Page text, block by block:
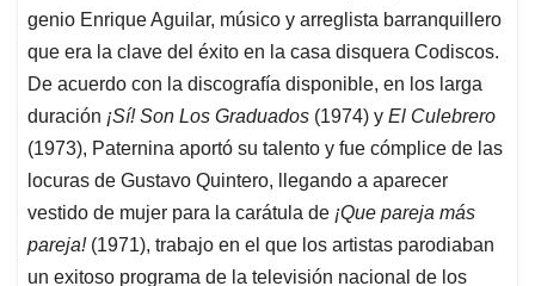
genio Enrique Aguilar, músico y arreglista barranquillero
que era la clave del éxito en la casa disquera Codiscos.
De acuerdo con la discografía disponible, en los larga
duración ¡Sí! Son Los Graduados (1974) y El Culebrero
(1973), Paternina aportó su talento y fue cómplice de las
locuras de Gustavo Quintero, llegando a aparecer
vestido de mujer para la carátula de ¡Que pareja más
pareja!(1971), trabajo en el que los artistas parodiaban
un exitoso programa de la televisión nacional de los